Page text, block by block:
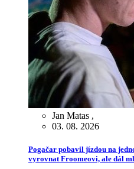
Jan Matas ,
03. 08. 2026
Pogačar pobavil jízdou na
vyrovnat Froomeovi, ale dál